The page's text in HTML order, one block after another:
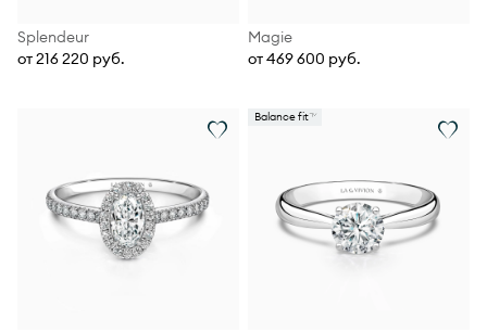
Splendeur
от 216 220 руб.
Magie
от 469 600 руб.
Balance fit